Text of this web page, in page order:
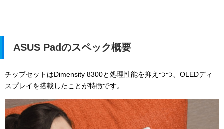
ASUS Padのスペック概要
チップセットはDimensity 8300と処理性能を抑えつつ、OLEDディ
スプレイを搭載したことが特徴です。